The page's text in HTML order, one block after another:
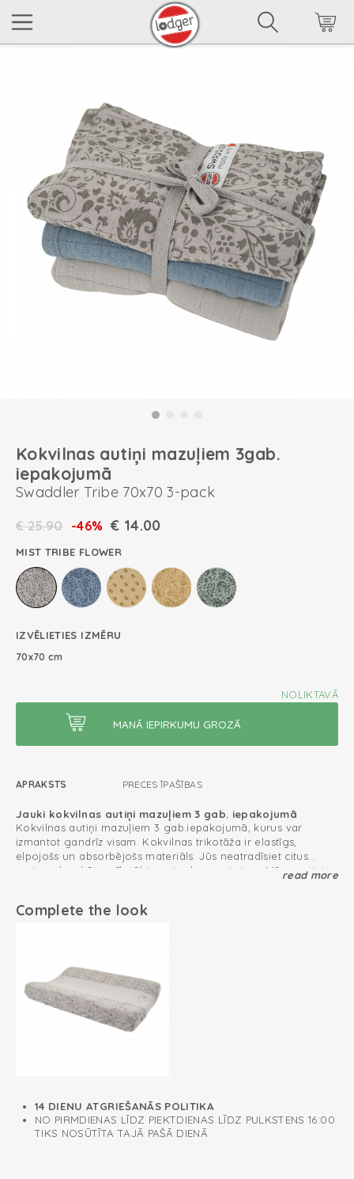
Kokvilnas autiņi mazuļiem 3gab.
iepakojumā
Swaddler Tribe 70x70 3-pack
€25.90 -46% € 14.00
MIST TRIBE FLOWER
IZVĒLIETIES IZMĒRU
70x70 cm
NOLIKTAVĀ
APRAKSTS PRECES ĪPAŠĪBAS
Jauki kokvilnas autiņi mazuļiem 3 gab. iepakojumā
Kokvilnas autiņi mazuļiem 3 gab.iepakojumā, kurus var
izmantot gandrīz visam. Kokvilnas trikotāža ir elastīgs,
elpojošs un absorbējošs materiāls. Jūs neatradīsiet citus
autiņus, kas būtu mīkstāki par Lodger autiņiem. Mūsu autiņi
drāniņu, mīļlupatiņu vai pārvalku. Šis 3 gab. kokvilnas autiņu
read more
Complete the look
14 DIENU ATGRIEŠANĀS POLITIKA
NO PIRMDIENAS LĪDZ PIEKTDIENAS LĪDZ PULKSTENS 16:00
TIKS NOSŪTĪTA TAJĀ PAŠĀ DIENĀ